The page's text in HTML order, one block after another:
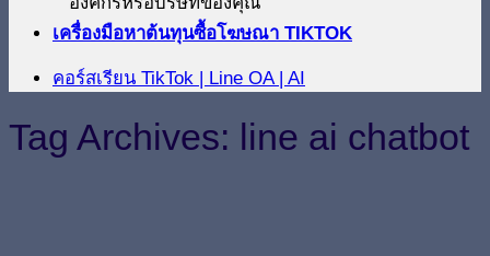
เครื่องมือหาต้นทุนซื้อโฆษณา TIKTOK
คอร์สเรียน TikTok | Line OA | AI
Tag Archives: line ai chatbot